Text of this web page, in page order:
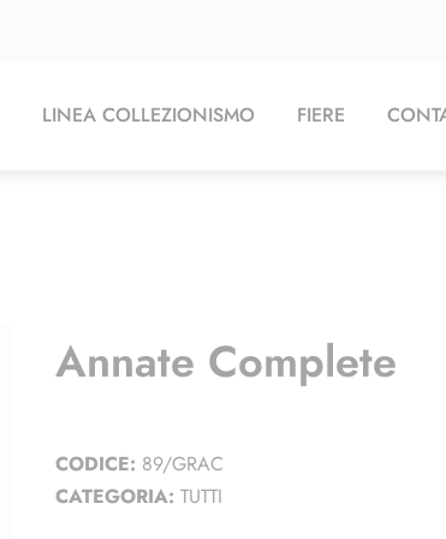
LINEA COLLEZIONISMO FIERE
Annate Complete
CODICE: 89/GRAC
CATEGORIA: TUTTI